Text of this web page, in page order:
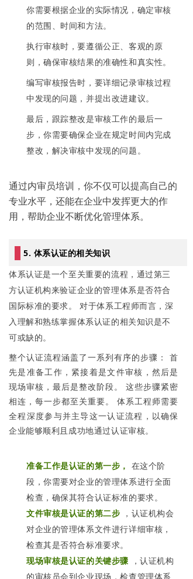
你需要根据企业的实际情况，确定审核
的范围、时间和方法。
执行审核时，要遵循公正、客观的原
则，确保审核结果的准确性和真实性。
编写审核报告时，要详细记录审核过程
中发现的问题，并提出改进建议。
最后，跟踪整改是审核工作的最后一
步，你需要确保企业在规定时间内完成
整改，解决审核中发现的问题。
通过内审员培训，你不仅可以提高自己的
专业水平，还能在企业中发挥更大的作
用，帮助企业不断优化管理体系。
5. 体系认证的相关知识
体系认证是一个至关重要的流程，通过第三
方认证机构来验证企业的管理体系是否符合
国际标准的要求。 对于体系工程师而言，深
入理解和熟练掌握体系认证的相关知识是不
可或缺的。
整个认证流程涵盖了一系列有序的步骤： 首
先是准备工作，紧接着是文件审核，然后是
现场审核，最后是整改阶段。 这些步骤紧密
相连，每一步都至关重要。 体系工程师需要
全程深度参与并主导这一认证流程，以确保
企业能够顺利且成功地通过认证审核。
准备工作是认证的第一步， 在这个阶
段，你需要对企业的管理体系进行全面
检查，确保其符合认证标准的要求。
文件审核是认证的第二步 ，认证机构会
对企业的管理体系文件进行详细审核，
检查其是否符合标准要求。
现场审核是认证的关键步骤 ，认证机构
的审核员会到企业现场，检查管理体系